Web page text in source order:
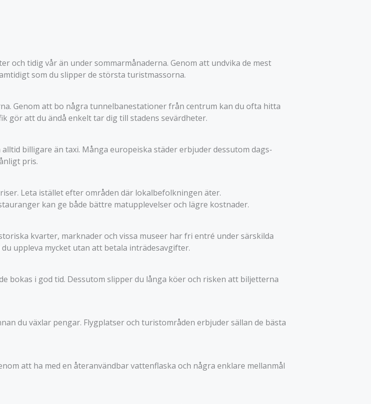
och tidig vår än under sommarmånaderna. Genom att undvika de mest
som du slipper de största turistmassorna.
Genom att bo några tunnelbanestationer från centrum kan du ofta hitta
gör att du ändå enkelt tar dig till stadens sevärdheter.
billigare än taxi. Många europeiska städer erbjuder dessutom dags-
pris.
Leta istället efter områden där lokalbefolkningen äter.
kan ge både bättre matupplevelser och lägre kostnader.
kvarter, marknader och vissa museer har fri entré under särskilda
uppleva mycket utan att betala inträdesavgifter.
bokas i god tid. Dessutom slipper du långa köer och risken att biljetterna
du växlar pengar. Flygplatser och turistområden erbjuder sällan de bästa
att ha med en återanvändbar vattenflaska och några enklare mellanmål